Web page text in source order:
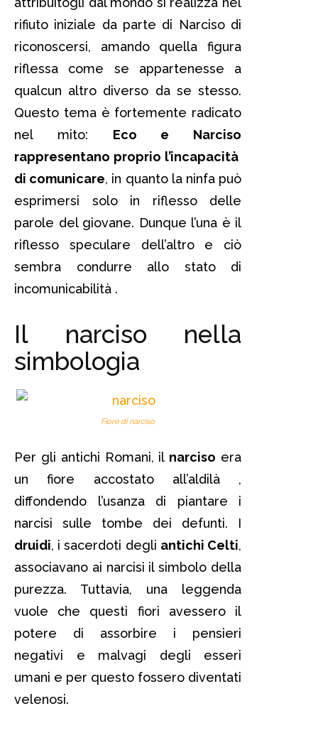
rifiuto iniziale da parte di Narciso di
riconoscersi, amando quella figura
riflessa come se appartenesse a
qualcun altro diverso da se stesso.
Questo tema è fortemente radicato
nel mito: Eco e Narciso
rappresentano proprio l’incapacità
di comunicare, in quanto la ninfa può
esprimersi solo in riflesso delle
parole del giovane. Dunque l’una è il
riflesso speculare dell’altro e ciò
sembra condurre allo stato di
incomunicabilità .
Il narciso nella
simbologia
Fiore di narciso
Per gli antichi Romani, il narciso era
un fiore accostato all’aldilà ,
diffondendo l’usanza di piantare i
narcisi sulle tombe dei defunti. I
druidi, i sacerdoti degli antichi Celti,
associavano ai narcisi il simbolo della
purezza. Tuttavia, una leggenda
vuole che questi fiori avessero il
potere di assorbire i pensieri
negativi e malvagi degli esseri
umani e per questo fossero diventati
velenosi.